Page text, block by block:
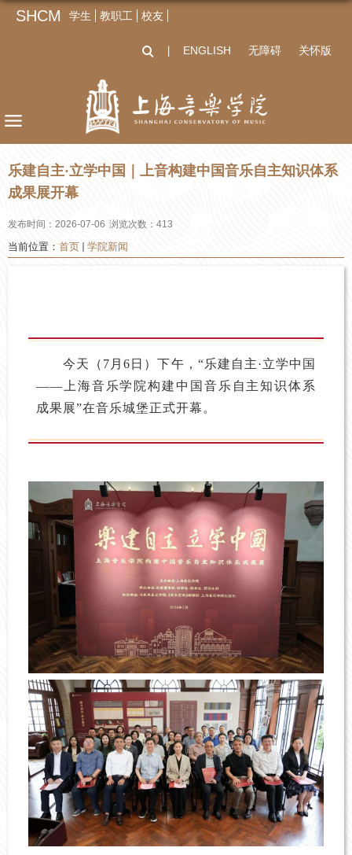
SHCM 学生 教职工 校友
ENGLISH 无障碍 关怀版
乐建自主·立学中国｜上音构建中国音乐自主知识体系
成果展开幕
发布时间：2026-07-06 浏览次数： 413
当前位置： 首页 学院新闻
今天（7月6日）下午，“乐建自主·立学中国
——上海音乐学院构建中国音乐自主知识体系
成果展”在音乐城堡正式开幕。